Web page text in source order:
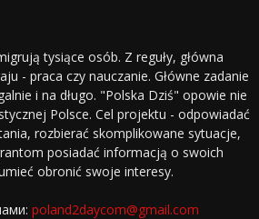
tysiące osób. Z reguły, główna
- praca czy nauczanie. Główne zadanie
i na długo. "Polska Dziś" opowie nie
Polsce. Cel projektu - odpowiadać
rozbierać skomplikowane sytuacje,
posiadać informacją o swoich
obronić swoje interesy.
poland2daycom@gmail.com